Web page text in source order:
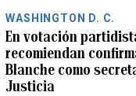
WASHINGTON D. C.
En votación
recomiendan
Blanche como
Justicia